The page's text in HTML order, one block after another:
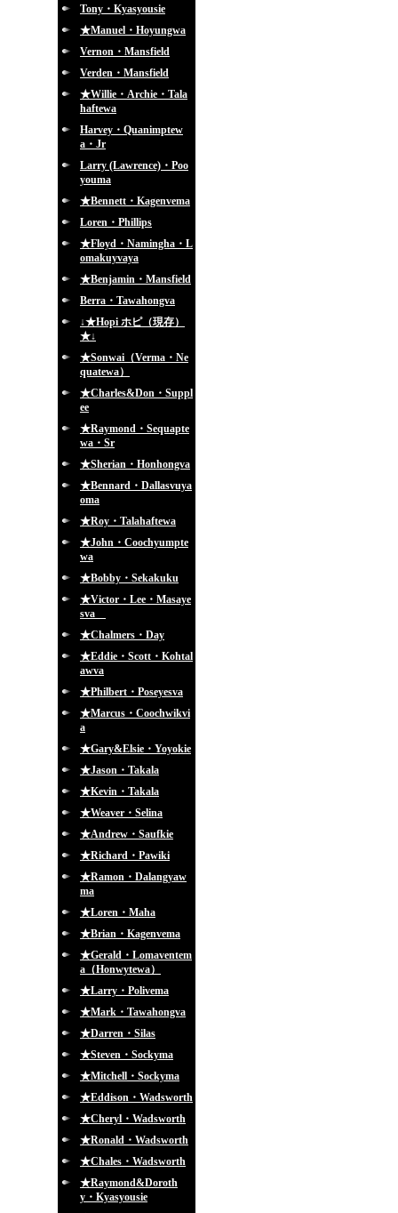
Tony・Kyasyousie
★Manuel・Hoyungwa
Vernon・Mansfield
Verden・Mansfield
★Willie・Archie・Tala
haftewa
Harvey・Quanimptew
a・Jr
Larry (Lawrence)・Poo
youma
★Bennett・Kagenvema
Loren・Phillips
★Floyd・Namingha・L
omakuyvaya
★Benjamin・Mansfield
Berra・Tawahongva
↓★Hopi ホピ（現存）
★↓
★Sonwai（Verma・Ne
quatewa）
★Charles&Don・Suppl
ee
★Raymond・Sequapte
wa・Sr
★Sherian・Honhongva
★Bennard・Dallasvuya
oma
★Roy・Talahaftewa
★John・Coochyumpte
wa
★Bobby・Sekakuku
★Victor・Lee・Masaye
sva
★Chalmers・Day
★Eddie・Scott・Kohtal
awva
★Philbert・Poseyesva
★Marcus・Coochwikvi
a
★Gary&Elsie・Yoyokie
★Jason・Takala
★Kevin・Takala
★Weaver・Selina
★Andrew・Saufkie
★Richard・Pawiki
★Ramon・Dalangyaw
ma
★Loren・Maha
★Brian・Kagenvema
★Gerald・Lomaventem
a（Honwytewa）
★Larry・Polivema
★Mark・Tawahongva
★Darren・Silas
★Steven・Sockyma
★Mitchell・Sockyma
★Eddison・Wadsworth
★Cheryl・Wadsworth
★Ronald・Wadsworth
★Chales・Wadsworth
★Raymond&Doroth
y・Kyasyousie